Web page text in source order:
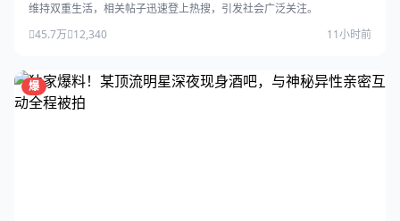
维持双重生活，相关帖子迅速登上热搜，引发社会广泛关注。
45.7万 12,340 11小时前
爆